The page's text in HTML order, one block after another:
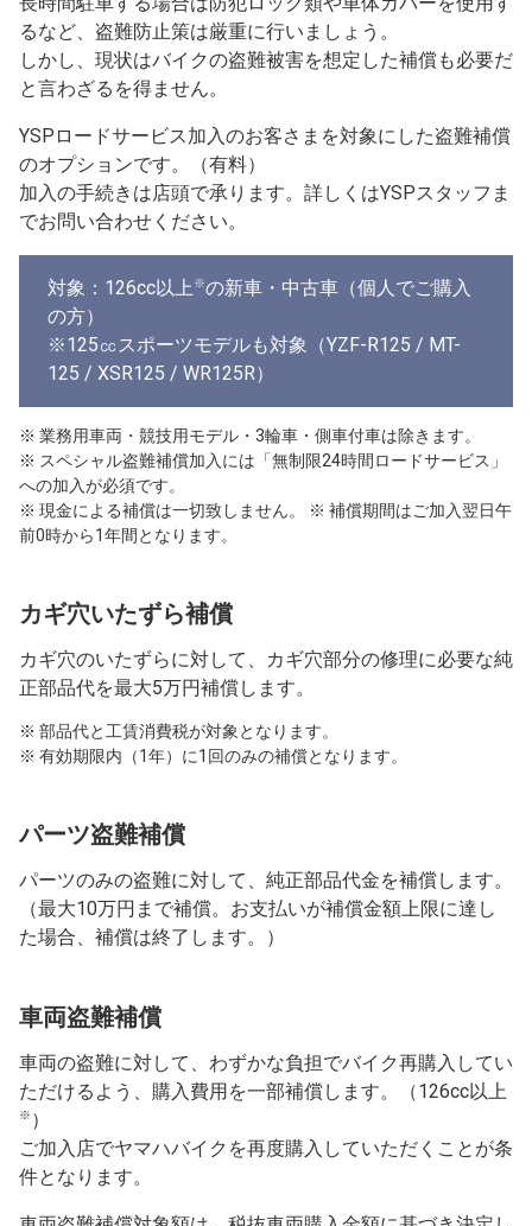
るなど、盗難防止策は厳重に行いましょう。
しかし、現状はバイクの盗難被害を想定した補償も必要だ
と言わざるを得ません。
YSPロードサービス加入のお客さまを対象にした盗難補償
のオプションです。（有料）
加入の手続きは店頭で承ります。詳しくはYSPスタッフま
でお問い合わせください。
対象：126cc以上※の新車・中古車（個人でご購入
の方）
※125㏄スポーツモデルも対象（YZF-R125 / MT-
125 / XSR125 / WR125R）
※ 業務用車両・競技用モデル・3輪車・側車付車は除きます。
※ スペシャル盗難補償加入には「無制限24時間ロードサービス」
への加入が必須です。
※ 現金による補償は一切致しません。 ※ 補償期間はご加入翌日午
前0時から1年間となります。
カギ穴いたずら補償
カギ穴のいたずらに対して、カギ穴部分の修理に必要な純
正部品代を最大5万円補償します。
※ 部品代と工賃消費税が対象となります。
※ 有効期限内（1年）に1回のみの補償となります。
パーツ盗難補償
パーツのみの盗難に対して、純正部品代金を補償します。
（最大10万円まで補償。お支払いが補償金額上限に達し
た場合、補償は終了します。）
車両盗難補償
車両の盗難に対して、わずかな負担でバイク再購入してい
ただけるよう、購入費用を一部補償します。（126cc以上
※ ）
ご加入店でヤマハバイクを再度購入していただくことが条
件となります。